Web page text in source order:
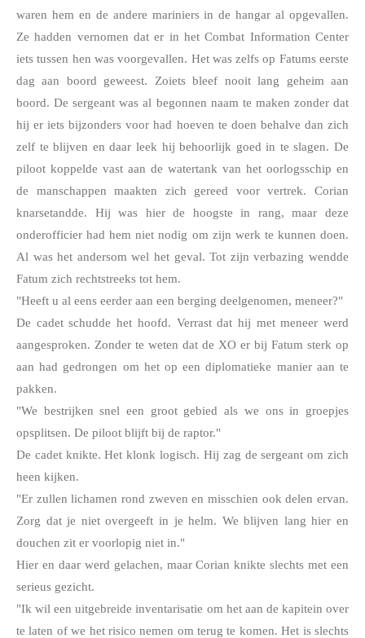
waren hem en de andere mariniers in de hangar al opgevallen.
Ze hadden vernomen dat er in het Combat Information Center
iets tussen hen was voorgevallen. Het was zelfs op Fatums eerste
dag aan boord geweest. Zoiets bleef nooit lang geheim aan
boord. De sergeant was al begonnen naam te maken zonder dat
hij er iets bijzonders voor had hoeven te doen behalve dan zich
zelf te blijven en daar leek hij behoorlijk goed in te slagen. De
piloot koppelde vast aan de watertank van het oorlogsschip en
de manschappen maakten zich gereed voor vertrek. Corian
knarsetandde. Hij was hier de hoogste in rang, maar deze
onderofficier had hem niet nodig om zijn werk te kunnen doen.
Al was het andersom wel het geval. Tot zijn verbazing wendde
Fatum zich rechtstreeks tot hem.
"Heeft u al eens eerder aan een berging deelgenomen, meneer?"
De cadet schudde het hoofd. Verrast dat hij met meneer werd
aangesproken. Zonder te weten dat de XO er bij Fatum sterk op
aan had gedrongen om het op een diplomatieke manier aan te
pakken.
"We bestrijken snel een groot gebied als we ons in groepjes
opsplitsen. De piloot blijft bij de raptor."
De cadet knikte. Het klonk logisch. Hij zag de sergeant om zich
heen kijken.
"Er zullen lichamen rond zweven en misschien ook delen ervan.
Zorg dat je niet overgeeft in je helm. We blijven lang hier en
douchen zit er voorlopig niet in."
Hier en daar werd gelachen, maar Corian knikte slechts met een
serieus gezicht.
"Ik wil een uitgebreide inventarisatie om het aan de kapitein over
te laten of we het risico nemen om terug te komen. Het is slechts